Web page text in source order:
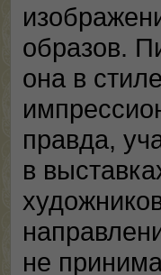
образов.
она в стиле
правда,
в
не